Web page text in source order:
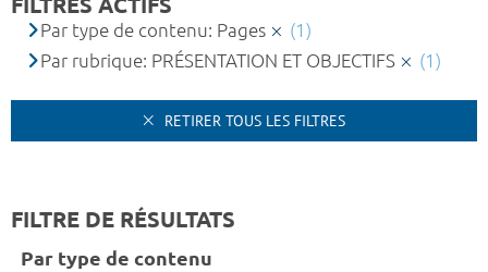
FILTRES ACTIFS
Par type de contenu: Pages
(1)
Par rubrique: PRÉSENTATION ET OBJECTIFS
(1)
RETIRER TOUS LES FILTRES
FILTRE DE RÉSULTATS
Par type de contenu